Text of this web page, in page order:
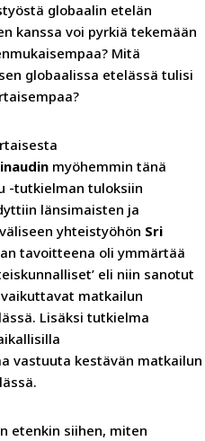
globaalin etelän
kanssa voi pyrkiä tekemään
Mitä
globaalissa etelässä tulisi
myöhemmin tänä
-tutkielman tuloksiin
länsimaisten ja
yhteistyöhön Sri
tavoitteena oli ymmärtää
eli niin sanotut
matkailun
Lisäksi tutkielma
vastuuta kestävän matkailun
etenkin siihen, miten